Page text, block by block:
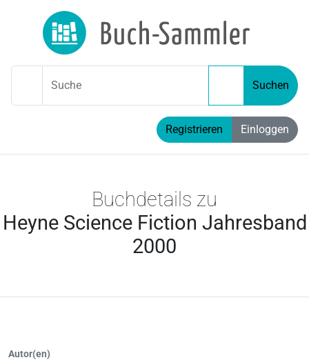
Suche Suchen
Registrieren Einloggen
Buchdetails zu
Heyne Science Fiction Jahresband
2000
Autor(en)